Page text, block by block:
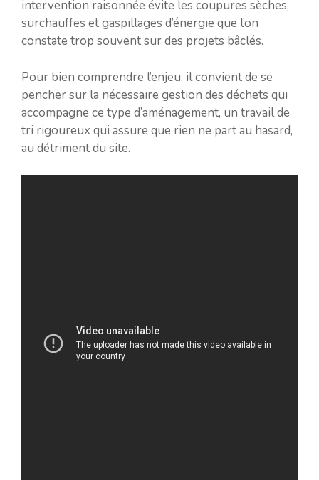
intervention raisonnée évite les coupures sèches,
surchauffes et gaspillages d’énergie que l’on
constate trop souvent sur des projets bâclés.
Pour bien comprendre l’enjeu, il convient de se
pencher sur la nécessaire gestion des déchets qui
accompagne ce type d’aménagement, un travail de
tri rigoureux qui assure que rien ne part au hasard,
au détriment du site.